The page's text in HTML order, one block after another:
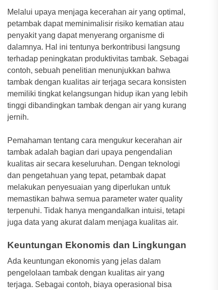
Melalui upaya menjaga kecerahan air yang optimal,
petambak dapat meminimalisir risiko kematian atau
penyakit yang dapat menyerang organisme di
dalamnya. Hal ini tentunya berkontribusi langsung
terhadap peningkatan produktivitas tambak. Sebagai
contoh, sebuah penelitian menunjukkan bahwa
tambak dengan kualitas air terjaga secara konsisten
memiliki tingkat kelangsungan hidup ikan yang lebih
tinggi dibandingkan tambak dengan air yang kurang
jernih.
Pemahaman tentang cara mengukur kecerahan air
tambak adalah bagian dari upaya pengendalian
kualitas air secara keseluruhan. Dengan teknologi
dan pengetahuan yang tepat, petambak dapat
melakukan penyesuaian yang diperlukan untuk
memastikan bahwa semua parameter water quality
terpenuhi. Tidak hanya mengandalkan intuisi, tetapi
juga data yang akurat dalam menjaga kualitas air.
Keuntungan Ekonomis dan Lingkungan
Ada keuntungan ekonomis yang jelas dalam
pengelolaan tambak dengan kualitas air yang
terjaga. Sebagai contoh, biaya operasional bisa